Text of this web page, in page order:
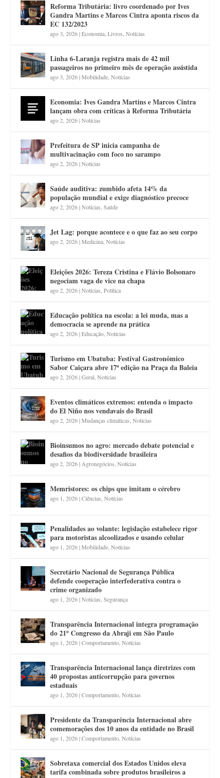
Reforma Tributária: livro coordenado por Ives
Gandra Martins e Marcos Cintra aponta riscos da
EC 132/2023
ago 3, 2026|Economia ,Livros ,Notícias
Linha 6-Laranja registra mais de 42 mil
passageiros no primeiro mês de operação assistida
ago 3, 2026|Mobilidade ,Notícias
Economia: Ives Gandra Martins e Marcos Cintra
lançam obra com críticas à Reforma Tributária
ago 2, 2026|Notícias
Prefeitura de SP inicia campanha de
multivacinação com foco no sarampo
ago 2, 2026|Notícias
Saúde auditiva: zumbido afeta 14% da
população mundial e exige diagnóstico precoce
ago 2, 2026|Notícias ,Saúde
Jet Lag: porque acontece e o que faz ao seu corpo
ago 2, 2026|Medicina ,Notícias
Eleições 2026: Tereza Cristina e Flávio Bolsonaro
negociam vaga de vice na chapa
ago 2, 2026|Notícias ,Política
Educação política na escola: a lei muda, mas a
democracia se aprende na prática
ago 2, 2026|Educação ,Notícias
Turismo em Ubatuba: Festival Gastronômico
Sabor Caiçara abre 17ª edição na Praça da Baleia
ago 2, 2026|Geral ,Notícias
Eventos climáticos extremos: entenda o impacto
do El Niño nos vendavais do Brasil
ago 2, 2026|Mudanças climáticas ,Notícias
Bioinsumos no agro: mercado debate potencial e
desafios da biodiversidade brasileira
ago 2, 2026| Agronegócios ,Notícias
Memristores: os chips que imitam o cérebro
ago 1, 2026|Ciências ,Notícias
Penalidades ao volante: legislação estabelece rigor
para motoristas alcoolizados e usando celular
ago 1, 2026|Mobilidade ,Notícias
Secretário Nacional de Segurança Pública
defende cooperação interfederativa contra o
crime organizado
ago 1, 2026|Notícias ,Segurança
Transparência Internacional integra programação
do 21º Congresso da Abraji em São Paulo
ago 1, 2026|Comportamento ,Notícias
Transparência Internacional lança diretrizes com
40 propostas anticorrupção para governos
estaduais
ago 1, 2026|Comportamento ,Notícias
Presidente da Transparência Internacional abre
comemorações dos 10 anos da entidade no Brasil
ago 1, 2026|Comportamento ,Notícias
Sobretaxa comercial dos Estados Unidos eleva
tarifa combinada sobre produtos brasileiros a